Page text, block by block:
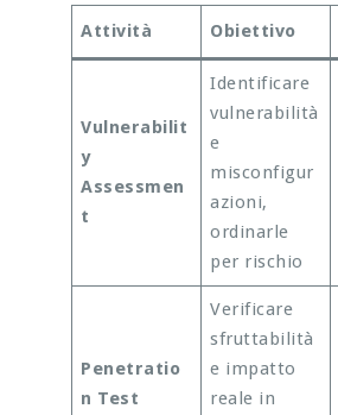
Attività Obiettivo
Vulnerabilit
y
Assessmen
t
Identificare
vulnerabilità
e
misconfigur
azioni,
ordinarle
per rischio
Penetratio
n Test
Verificare
sfruttabilità
e impatto
reale in